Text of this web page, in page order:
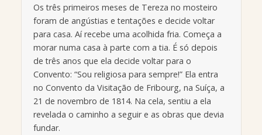
Os três primeiros meses de Tereza no mosteiro
foram de angústias e tentações e decide voltar
para casa. Aí recebe uma acolhida fria. Começa a
morar numa casa à parte com a tia. É só depois
de três anos que ela decide voltar para o
Convento: “Sou religiosa para sempre!” Ela entra
no Convento da Visitação de Fribourg, na Suíça, a
21 de novembro de 1814. Na cela, sentiu a ela
revelada o caminho a seguir e as obras que devia
fundar.